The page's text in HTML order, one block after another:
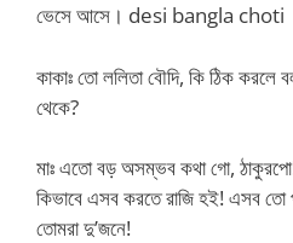
ভেসে আসে। desi bangla choti
কাকাঃ তো ললিতা বৌদি, কি ঠিক
থেকে?
মাঃ এতো বড় অসম্ভব কথা গো, ঠাকুরপো!
কিভাবে এসব করতে রাজি হই! এসব তো
তোমরা দু’জনে!